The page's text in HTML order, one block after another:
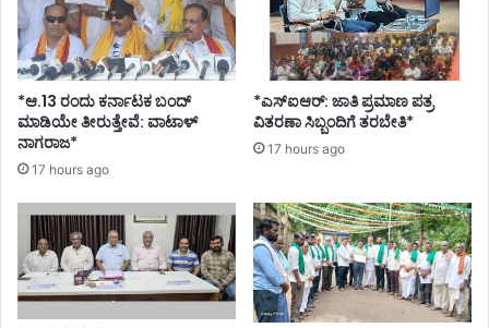
*ಆ.13 ರಂದು ಕರ್ನಾಟಕ ಬಂದ್
ಮಾಡಿಯೇ ತೀರುತ್ತೇವೆ: ವಾಟಾಳ್
ನಾಗರಾಜ*
17 hours ago
*ಎಸ್ಐಆರ್: ಜಾತಿ ಪ್ರಮಾಣ ಪತ್ರ
ವಿತರಣಾ ಸಿಬ್ಬಂದಿಗೆ ತರಬೇತಿ*
17 hours ago